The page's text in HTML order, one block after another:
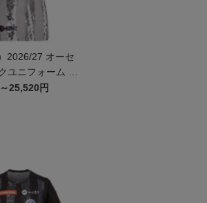
2026/27 オーセ
ユニフォーム F
25,520円